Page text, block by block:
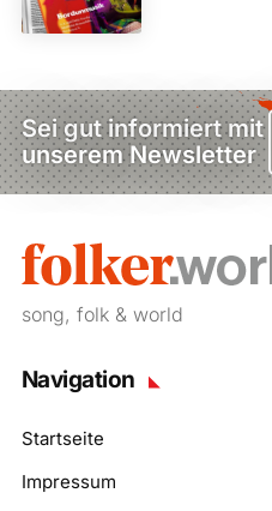
Sei gut informiert mit
unserem Newsletter
song, folk & world
Navigation
Startseite
Impressum